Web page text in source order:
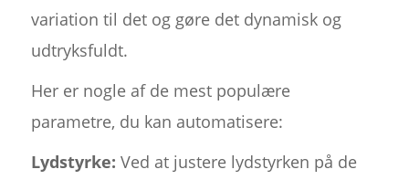
variation til det og gøre det dynamisk og
udtryksfuldt.
Her er nogle af de mest populære
parametre, du kan automatisere:
Lydstyrke: Ved at justere lydstyrken på de